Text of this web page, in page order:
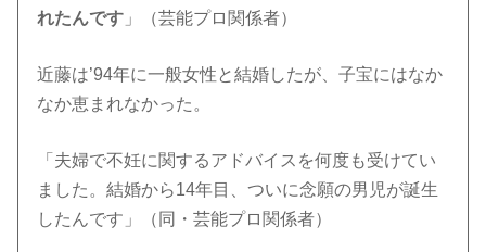
れたんです 」（芸能プロ関係者）
近藤は’94年に一般女性と結婚したが、子宝にはなか
なか恵まれなかった。
「夫婦で不妊に関するアドバイスを何度も受けてい
ました。結婚から14年目、ついに念願の男児が誕生
したんです」（同・芸能プロ関係者）